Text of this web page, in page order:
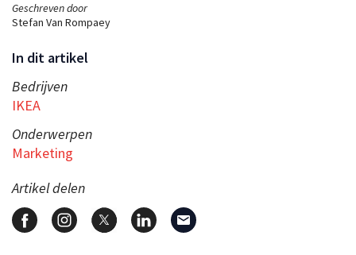
Geschreven door
Stefan Van Rompaey
In dit artikel
Bedrijven
IKEA
Onderwerpen
Marketing
Artikel delen